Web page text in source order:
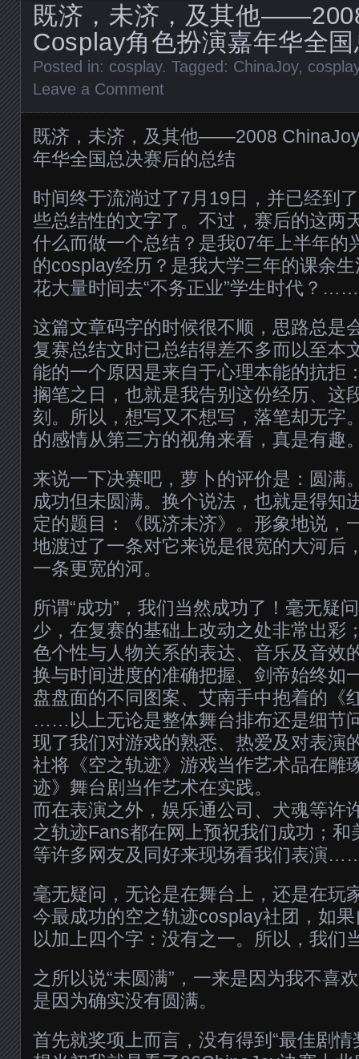
既济，未济，及其他
Cosplay角色扮演嘉年华全
Posted in: cosplay. Tagged: ChinaJoy,
Leave a Comment
既济，未济，及其他——2008
年华全国总决赛后的总结
时间终于流淌过了7月19日，并已经到
些总结性的文字了。不过，赛后的这两
什么而做一个总结？是我07年上半年的
的cosplay经历？是我大学三年的课余
花大量时间去“不务正业”学生时代？
这篇文章码字的时候很不顺，思路总是
复赛总结文时已总结得差不多而以至本
能的一个原因是来自于心理本能的抗拒
搁笔之日，也就是我告别这份经历、这
刻。所以，想写又不想写，落笔却无
的感情从第三方的视角来看，真是有趣
来说一下决赛吧，萝卜的评价是：圆满
成功但未圆满。换个说法，也就是得知
定的题目：《既济未济》。形象地说，
地渡过了一条对它来说是很宽的大河后
一条更宽的河。
所谓“成功”，我们当然成功了！毫无疑
少，在复赛的基础上改动之处非常出彩
色个性与人物关系的表达、音乐及音效
换与时间进度的准确把握、剑帝始终如
盘盘面的不同图案、艾南手中抱着的《
……以上无论是整体舞台排布还是细节
现了我们对游戏的熟悉、热爱及对表演
社将《空之轨迹》游戏当作艺术品在雕
迹》舞台剧当作艺术在实践。
而在表演之外，娱乐通公司、犬魂等许
之轨迹Fans都在网上预祝我们成功；
等许多网友及同好来现场看我们表演
毫无疑问，无论是在舞台上，还是在玩
今最成功的空之轨迹cosplay社团，如
以加上四个字：没有之一。所以，我们
之所以说“未圆满”，一来是因为我不喜
是因为确实没有圆满。
首先就奖项上而言，没有得到“最佳剧